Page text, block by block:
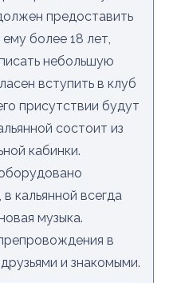
предоставить
более 18 лет,
небольшую
вступить в клуб
присутствии будут
состоит из
кабинки.
кальянной всегда
музыка.
в
и знакомыми.